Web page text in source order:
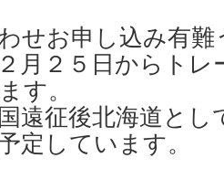
せお申し込み有
月２５日からト
す。
遠征後北海道と
定しています。